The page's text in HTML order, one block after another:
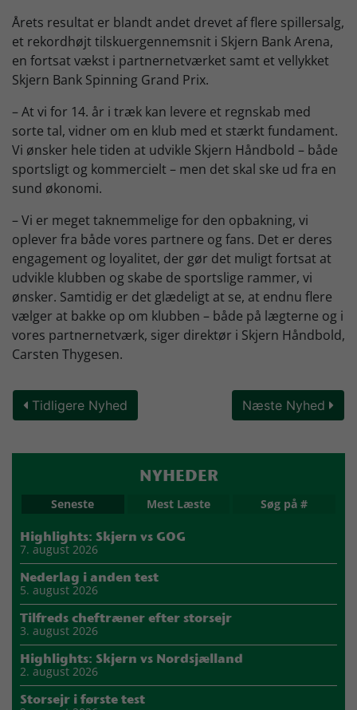
Årets resultat er blandt andet drevet af flere spillersalg,
et rekordhøjt tilskuergennemsnit i Skjern Bank Arena,
en fortsat vækst i partnernetværket samt et vellykket
Skjern Bank Spinning Grand Prix.
– At vi for 14. år i træk kan levere et regnskab med
sorte tal, vidner om en klub med et stærkt fundament.
Vi ønsker hele tiden at udvikle Skjern Håndbold – både
sportsligt og kommercielt – men det skal ske ud fra en
sund økonomi.
– Vi er meget taknemmelige for den opbakning, vi
oplever fra både vores partnere og fans. Det er deres
engagement og loyalitet, der gør det muligt fortsat at
udvikle klubben og skabe de sportslige rammer, vi
ønsker. Samtidig er det glædeligt at se, at endnu flere
vælger at bakke op om klubben – både på lægterne og i
vores partnernetværk, siger direktør i Skjern Håndbold,
Carsten Thygesen.
Tidligere Nyhed Næste Nyhed
NYHEDER
Seneste Mest Læste Søg på #
Highlights: Skjern vs GOG
7. august 2026
Nederlag i anden test
5. august 2026
Tilfreds cheftræner efter storsejr
3. august 2026
Highlights: Skjern vs Nordsjælland
2. august 2026
Storsejr i første test